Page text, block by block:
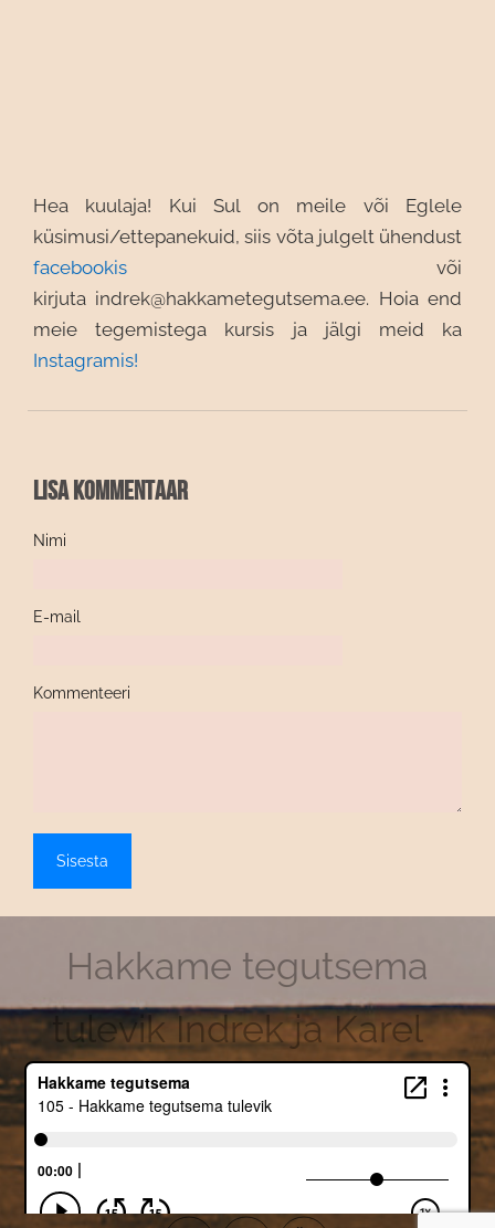
Hea kuulaja! Kui Sul on meile või Eglele
küsimusi/ettepanekuid, siis võta julgelt ühendust
facebookis või
kirjuta indrek@hakkametegutsema.ee. Hoia end
meie tegemistega kursis ja jälgi meid ka
Instagramis!
Lisa kommentaar
Nimi
E-mail
Kommenteeri
Hakkame tegutsema
tulevik Indrek ja Karel